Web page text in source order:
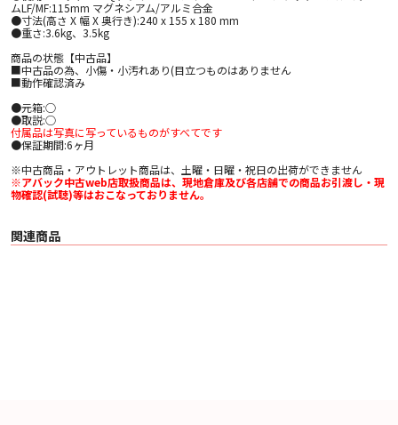
ムLF/MF:115mm マグネシアム/アルミ合金
●寸法(高さ X 幅 X 奥行き):240 x 155 x 180 mm
●重さ:3.6kg、3.5kg
商品の状態【中古品】
■中古品の為、小傷・小汚れあり(目立つものはありません
■動作確認済み
●元箱:○
●取説:○
付属品は写真に写っているものがすべてです
●保証期間:6ヶ月
※中古商品・アウトレット商品は、土曜・日曜・祝日の出荷ができません
※アバック中古web店取扱商品は、現地倉庫及び各店舗での商品お引渡し・現
物確認(試聴)等はおこなっておりません。
関連商品